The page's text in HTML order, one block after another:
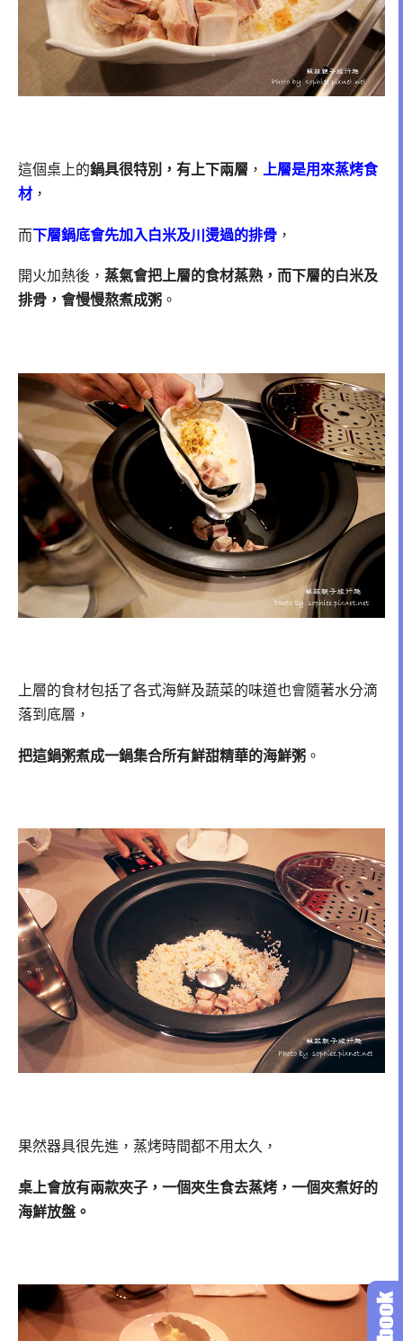
這個桌上的鍋具很特別，有上下兩層 ，
上層是用來蒸烤食
材 ，
而下層鍋底會先加入白米及川燙過的排骨 ，
開火加熱後， 蒸氣會把上層的食材蒸熟，而下層的白米及
排骨，會慢慢熬煮成粥 。
上層的食材包括了各式海鮮及蔬菜的味道也會隨著水分滴
落到底層，
把這鍋粥煮成一鍋集合所有鮮甜精華的海鮮粥 。
果然器具很先進，蒸烤時間都不用太久，
桌上會放有兩款夾子，一個夾生食去蒸烤，一個夾煮好的
海鮮放盤。